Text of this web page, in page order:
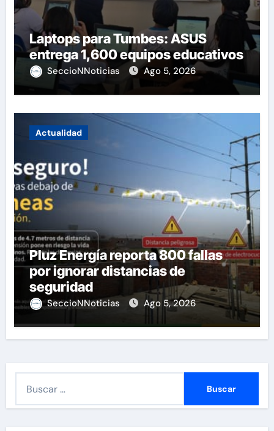
Laptops para Tumbes: ASUS
entrega 1,600 equipos educativos
SeccioNNoticias Ago 5, 2026
Actualidad
Pluz Energía reporta 800 fallas
por ignorar distancias de
seguridad
SeccioNNoticias Ago 5, 2026